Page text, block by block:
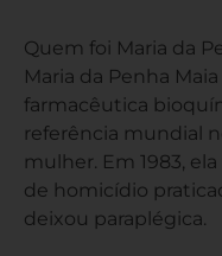
Quem foi Maria da
Maria da Penha
farmacêutica
referência mundial
mulher. Em 1983,
de homicídio
deixou paraplégica.